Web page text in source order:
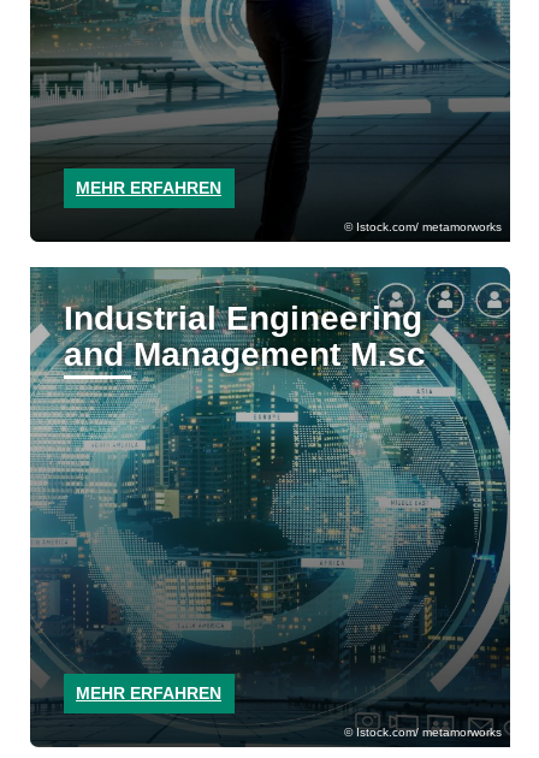
Istock.com/ metamorworks
MEHR ERFAHREN
Istock.com/ metamorworks
Industrial Engineering
and Management M.sc
MEHR ERFAHREN